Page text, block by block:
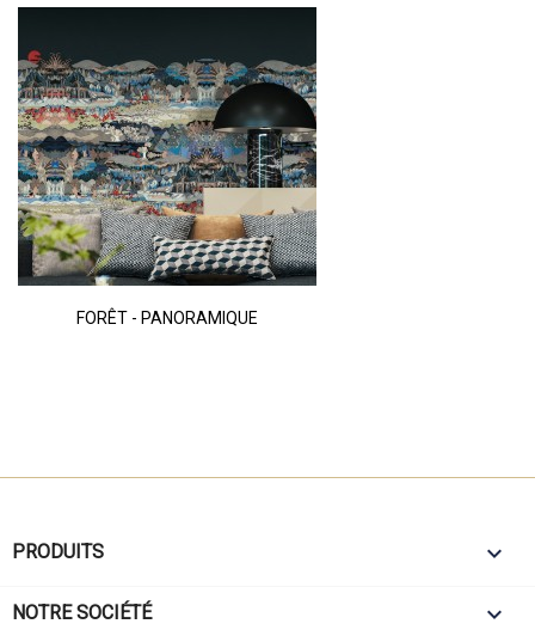
FORÊT - PANORAMIQUE
PRODUITS 
NOTRE SOCIÉTÉ 